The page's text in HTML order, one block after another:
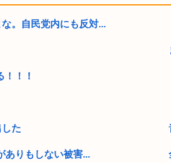
。自民党内にも反対...
！！
た
ありもしない被害...